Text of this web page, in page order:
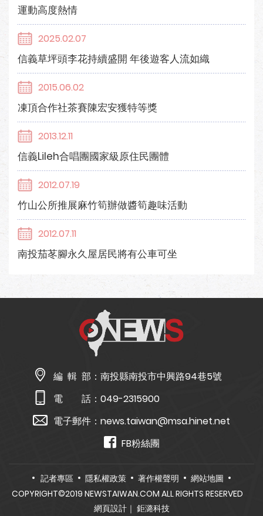
運動高度熱情
2025.02.07
信義草坪頭李花持續盛開 年後遊客人流如織
2015.06.02
凍頂合作社茶賽陳宏安獲特等獎
2013.12.11
信義Lileh合唱團國家級原住民團體
2012.07.19
竹山公所推展麻竹筍辦做醬筍趣味活動
2012.07.11
南投茄苳腳永久屋居民將有公車可坐
編 輯 部： 南投縣南投市中興路94巷5號
電 話： 049-2315900
電子郵件： news.taiwan@msa.hinet.net
FB粉絲團
記者專區 隱私權政策 著作權聲明
網站地圖
COPYRIGHT©2019 NEWSTAIWAN.COM ALL RIGHTS RESERVED
網頁設計｜ 鉅潞科技